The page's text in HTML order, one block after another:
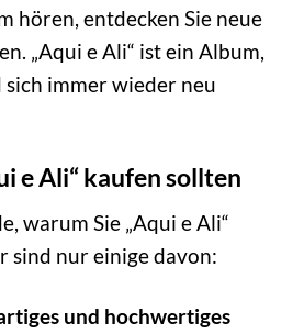
hören, entdecken Sie neue
„Aqui e Ali“ ist ein Album,
immer wieder neu
e Ali“ kaufen sollten
warum Sie „Aqui e Ali“
sind nur einige davon:
und hochwertiges